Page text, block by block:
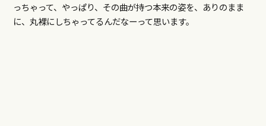
っちゃって、やっぱり、その曲が持つ本来の姿を、ありのまま
に、丸裸にしちゃってるんだなーって思います。